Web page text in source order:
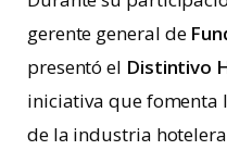
gerente general de
presentó el Distintivo
iniciativa que fomenta
de la industria